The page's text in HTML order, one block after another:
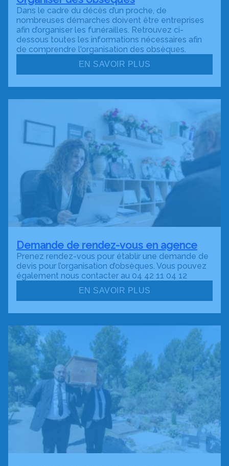
Dans le cadre du décès d’un proche, de
nombreuses démarches doivent être entreprises
afin d’organiser les funérailles. Retrouvez ci-
dessous toutes les informations nécessaires afin
de comprendre l'organisation des obsèques.
EN SAVOIR PLUS
Demande de rendez-vous en agence
Prenez rendez-vous pour établir une demande de
devis pour l’organisation d’obsèques. Vous pouvez
également nous contacter au 04 42 11 04 12
EN SAVOIR PLUS